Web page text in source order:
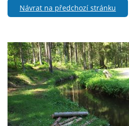
Návrat na předchozí stránku